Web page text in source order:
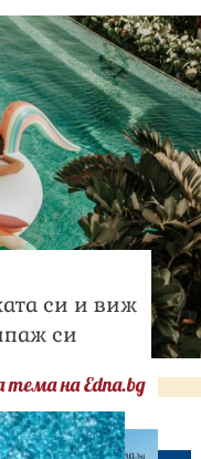
си и виж
си
тема на Edna.bg